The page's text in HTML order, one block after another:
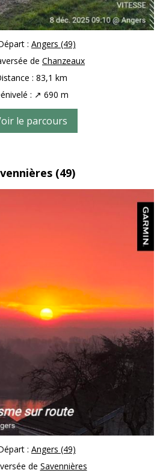
: Angers (49)
de Chanzeaux
: 83,1 km
: ↗ 690 m
le parcours
(49)
: Angers (49)
de Savennières